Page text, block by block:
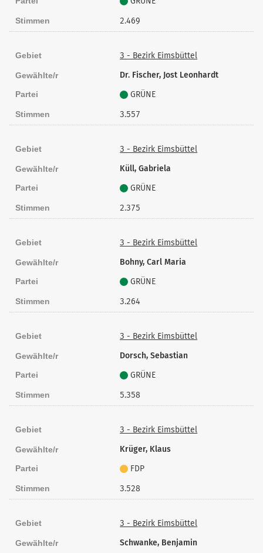
Stimmen 2.469
Gebiet 3 - Bezirk Eimsbüttel
Gewählte/r Dr. Fischer, Jost Leonhardt
Partei GRÜNE
Stimmen 3.557
Gebiet 3 - Bezirk Eimsbüttel
Gewählte/r Küll, Gabriela
Partei GRÜNE
Stimmen 2.375
Gebiet 3 - Bezirk Eimsbüttel
Gewählte/r Bohny, Carl Maria
Partei GRÜNE
Stimmen 3.264
Gebiet 3 - Bezirk Eimsbüttel
Gewählte/r Dorsch, Sebastian
Partei GRÜNE
Stimmen 5.358
Gebiet 3 - Bezirk Eimsbüttel
Gewählte/r Krüger, Klaus
Partei FDP
Stimmen 3.528
Gebiet 3 - Bezirk Eimsbüttel
Gewählte/r Schwanke, Benjamin